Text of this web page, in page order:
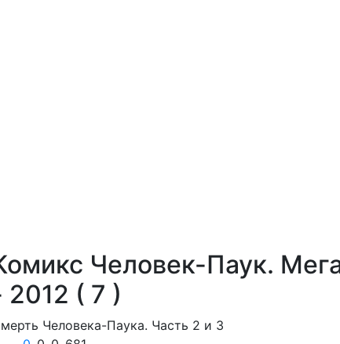
Человек-Паук.
2012 ( 7 )
Человека-Паука. Часть 2 и 3